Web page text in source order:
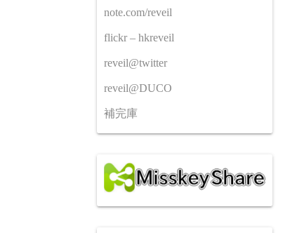
note.com/reveil
flickr – hkreveil
reveil@twitter
reveil@DUCO
補完庫